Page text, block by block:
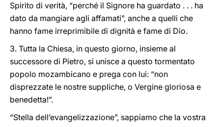
Spirito di verità, “perché il Signore ha guardato . . . ha
dato da mangiare agli affamati”, anche a quelli che
hanno fame irreprimibile di dignità e fame di Dio.
3. Tutta la Chiesa, in questo giorno, insieme al
successore di Pietro, si unisce a questo tormentato
popolo mozambicano e prega con lui: “non
disprezzate le nostre suppliche, o Vergine gloriosa e
benedetta!”.
“Stella dell’evangelizzazione”, sappiamo che la vostra